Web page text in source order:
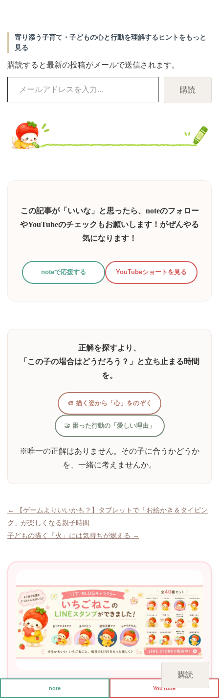
寄り添う子育て・子どもの心と行動を理解するヒントをもっと
見る
購読すると最新の投稿がメールで送信されます。
ド
レ
購読
この記事が「いいな」と思ったら、noteのフォロー
やYouTubeのチェックもお願いします！がぜんやる
気になります！
noteで応援する YouTubeショートを見る
正解を探すより、
「この子の場合はどうだろう？」と立ち止まる時間
を。
🎨 描く姿から「心」をのぞく
🤝 困った行動の「愛しい理由」
※唯一の正解はありません。その子に合うかどうか
を、一緒に考えませんか。
投
稿
ナ
ー
← 【ゲームよりいいかも？】タブレットで「お絵かき＆タイピン
グ」が楽しくなる親子時間
子どもの描く「火」には気持ちが燃える →
いちごねこのLINEスタンプできました🍓
購読
note YouTube